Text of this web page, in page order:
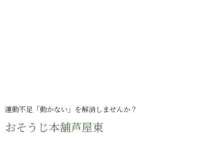
運動不足「動かない」を解消しませんか？
おそうじ本舗芦屋東